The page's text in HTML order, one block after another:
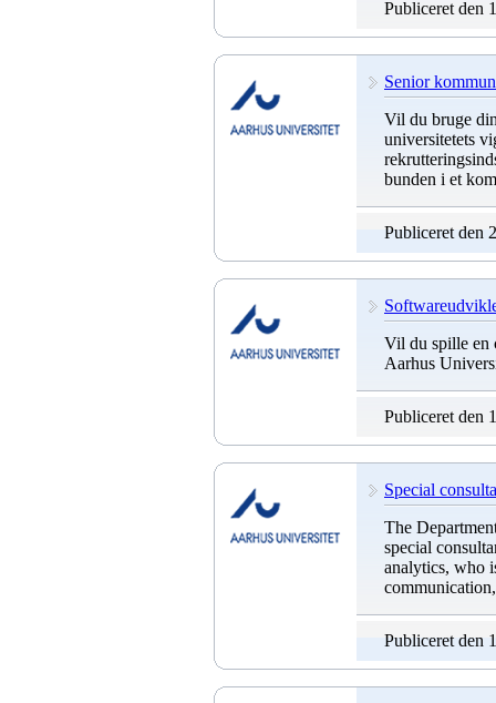
Publiceret den
Senior
Vil du bruge
universitetets
bunden i et
Publiceret den
Vil du spille en
Aarhus
Publiceret den
Special
The
special
analytics, who
Publiceret den